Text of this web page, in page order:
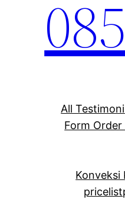
All Testimoni
Form Order
Konveksi
pricelist